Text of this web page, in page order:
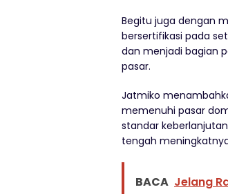
Begitu juga dengan
bersertifikasi pada
dan menjadi bagian
pasar.
Jatmiko
memenuhi pasar
standar
tengah
BACA Jelang